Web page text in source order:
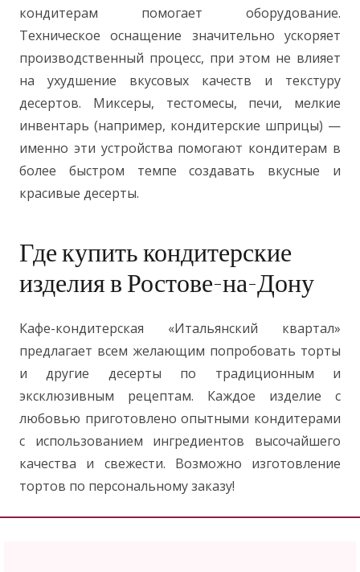
кондитерам помогает оборудование.
Техническое оснащение значительно ускоряет
производственный процесс, при этом не влияет
на ухудшение вкусовых качеств и текстуру
десертов. Миксеры, тестомесы, печи, мелкие
инвентарь (например, кондитерские шприцы) —
именно эти устройства помогают кондитерам в
более быстром темпе создавать вкусные и
красивые десерты.
Где купить кондитерские
изделия в Ростове-на-Дону
Кафе-кондитерская «Итальянский квартал»
предлагает всем желающим попробовать торты
и другие десерты по традиционным и
эксклюзивным рецептам. Каждое изделие с
любовью приготовлено опытными кондитерами
с использованием ингредиентов высочайшего
качества и свежести. Возможно изготовление
тортов по персональному заказу!